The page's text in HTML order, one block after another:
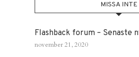
MISSA INTE
Flashback forum – Senaste
november 21, 2020